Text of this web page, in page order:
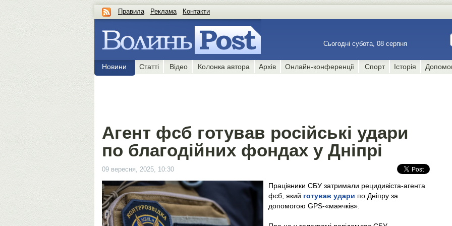
Правила Реклама Контакти
Сьогодні субота, 08 серпня
Новини Статті Відео Колонка автора Архів Онлайн-конференції Спорт Історія
Агент фсб готував російські удари
по благодійних фондах у Дніпрі
09 вересня, 2025, 10:30
Працівники СБУ затримали рецидивіста-агента
фсб, який готував удари по Дніпру за
допомогою GPS-«маячків».